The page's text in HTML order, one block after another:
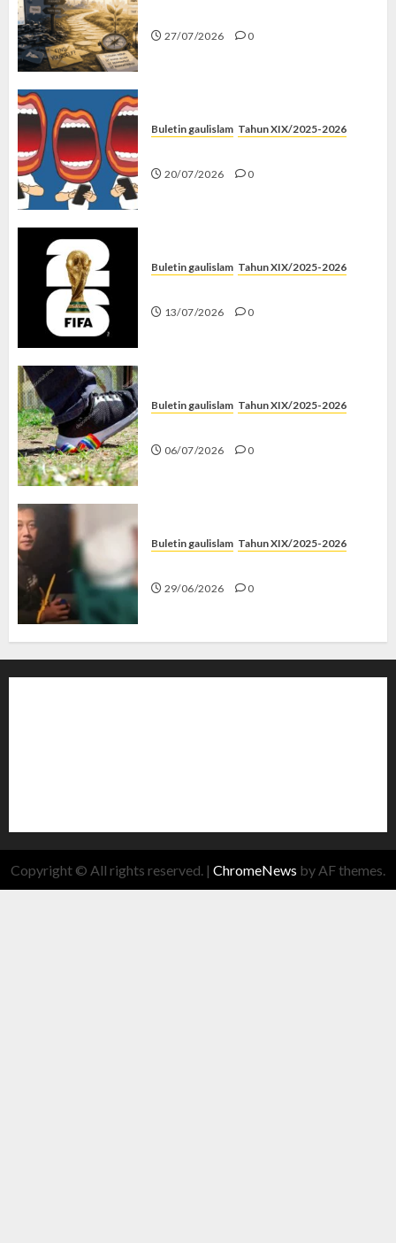
27/07/2026 0
Buletin gaulislam Tahun XIX/2025-2026
20/07/2026 0
Buletin gaulislam Tahun XIX/2025-2026
13/07/2026 0
Buletin gaulislam Tahun XIX/2025-2026
06/07/2026 0
Buletin gaulislam Tahun XIX/2025-2026
29/06/2026 0
Copyright © All rights reserved. | ChromeNews by AF themes.